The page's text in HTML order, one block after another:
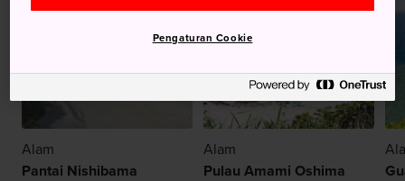
Alam
Pantai Nishibama
Alam
Pulau Amami Oshima
Pengaturan Cookie